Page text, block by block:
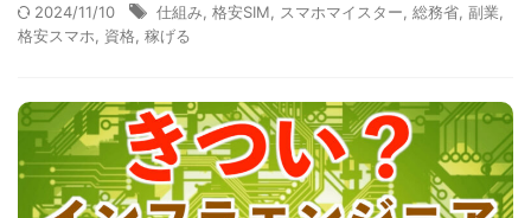
2024/11/10 仕組み 格安SIM スマホマイスター 総務省 副業
格安スマホ
資格 稼げる